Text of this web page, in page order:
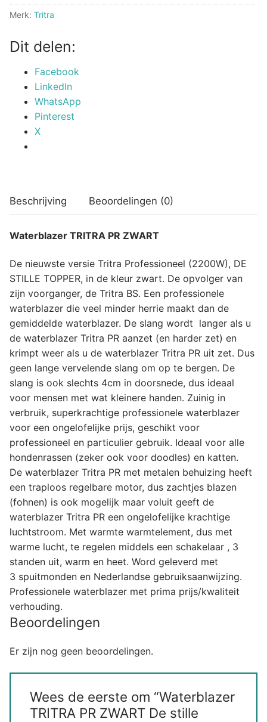
Merk: Tritra
Dit delen:
Facebook
LinkedIn
WhatsApp
Pinterest
X
Beschrijving Beoordelingen (0)
Waterblazer TRITRA PR ZWART
De nieuwste versie Tritra Professioneel (2200W), DE
STILLE TOPPER, in de kleur zwart. De opvolger van
zijn voorganger, de Tritra BS. Een professionele
waterblazer die veel minder herrie maakt dan de
gemiddelde waterblazer. De slang wordt langer als u
de waterblazer Tritra PR aanzet (en harder zet) en
krimpt weer als u de waterblazer Tritra PR uit zet. Dus
geen lange vervelende slang om op te bergen. De
slang is ook slechts 4cm in doorsnede, dus ideaal
voor mensen met wat kleinere handen. Zuinig in
verbruik, superkrachtige professionele waterblazer
voor een ongelofelijke prijs, geschikt voor
professioneel en particulier gebruik. Ideaal voor alle
hondenrassen (zeker ook voor doodles) en katten.
De waterblazer Tritra PR met metalen behuizing heeft
een traploos regelbare motor, dus zachtjes blazen
(fohnen) is ook mogelijk maar voluit geeft de
waterblazer Tritra PR een ongelofelijke krachtige
luchtstroom. Met warmte warmtelement, dus met
warme lucht, te regelen middels een schakelaar , 3
standen uit, warm en heet. Word geleverd met
3 spuitmonden en Nederlandse gebruiksaanwijzing.
Professionele waterblazer met prima prijs/kwaliteit
verhouding.
Beoordelingen
Er zijn nog geen beoordelingen.
Wees de eerste om “Waterblazer
TRITRA PR ZWART De stille